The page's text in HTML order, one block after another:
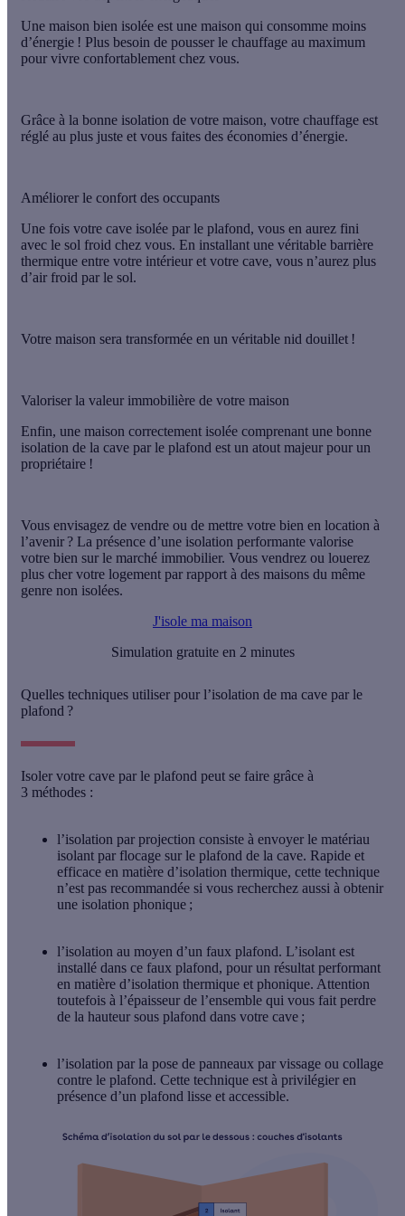
Une maison bien isolée est une maison qui consomme moins
d’énergie ! Plus besoin de pousser le chauffage au maximum
pour vivre confortablement chez vous.
Grâce à la bonne isolation de votre maison, votre chauffage est
réglé au plus juste et vous faites des économies d’énergie.
Améliorer le confort des occupants
Une fois votre cave isolée par le plafond, vous en aurez fini
avec le sol froid chez vous. En installant une véritable barrière
thermique entre votre intérieur et votre cave, vous n’aurez plus
d’air froid par le sol.
Votre maison sera transformée en un véritable nid douillet !
Valoriser la valeur immobilière de votre maison
Enfin, une maison correctement isolée comprenant une bonne
isolation de la cave par le plafond est un atout majeur pour un
propriétaire !
Vous envisagez de vendre ou de mettre votre bien en location à
l’avenir ? La présence d’une isolation performante valorise
votre bien sur le marché immobilier. Vous vendrez ou louerez
plus cher votre logement par rapport à des maisons du même
genre non isolées.
J'isole ma maison
Simulation gratuite en 2 minutes
Quelles techniques utiliser pour l’isolation de ma cave par le
plafond ?
Isoler votre cave par le plafond peut se faire grâce à
3 méthodes :
l’isolation par projection consiste à envoyer le matériau
isolant par flocage sur le plafond de la cave. Rapide et
efficace en matière d’isolation thermique, cette technique
n’est pas recommandée si vous recherchez aussi à obtenir
une isolation phonique ;
l’isolation au moyen d’un faux plafond. L’isolant est
installé dans ce faux plafond, pour un résultat performant
en matière d’isolation thermique et phonique. Attention
toutefois à l’épaisseur de l’ensemble qui vous fait perdre
de la hauteur sous plafond dans votre cave ;
l’isolation par la pose de panneaux par vissage ou collage
contre le plafond. Cette technique est à privilégier en
présence d’un plafond lisse et accessible.